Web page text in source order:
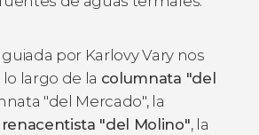
por Karlovy Vary nos
largo de la columnata "del
"del Mercado", la
"del Molino", la